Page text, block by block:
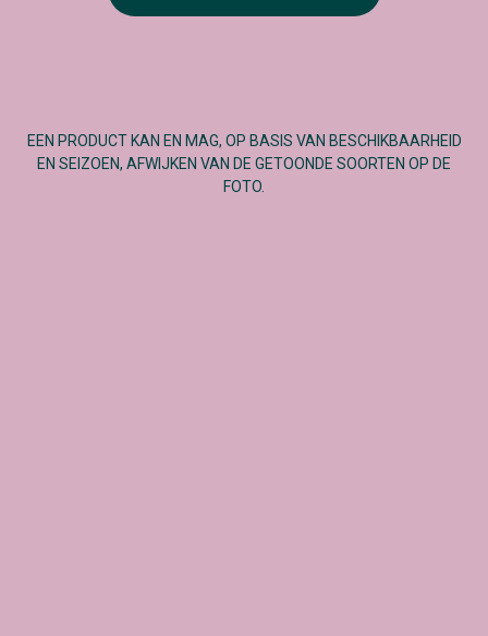
EEN PRODUCT KAN EN MAG, OP BASIS VAN BESCHIKBAARHEID
EN SEIZOEN, AFWIJKEN VAN DE GETOONDE SOORTEN OP DE
FOTO.